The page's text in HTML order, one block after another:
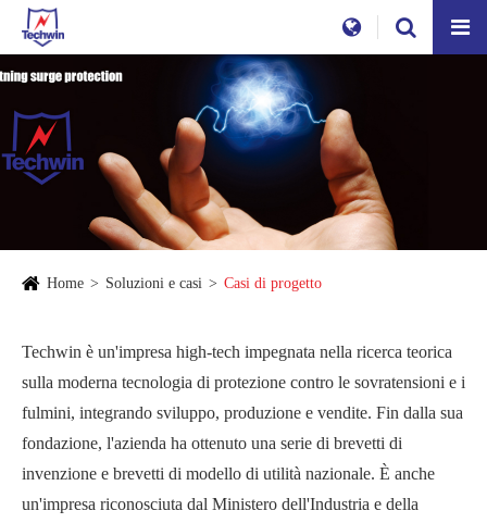
Home Soluzioni e casi Casi di progetto
Techwin è un'impresa high-tech impegnata nella ricerca teorica
sulla moderna tecnologia di protezione contro le sovratensioni e i
fulmini, integrando sviluppo, produzione e vendite. Fin dalla sua
fondazione, l'azienda ha ottenuto una serie di brevetti di
invenzione e brevetti di modello di utilità nazionale. È anche
un'impresa riconosciuta dal Ministero dell'Industria e della